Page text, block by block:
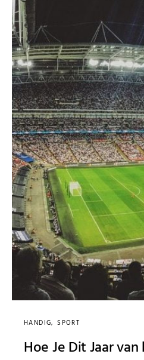
HANDIG SPORT
Hoe Je Dit Jaar